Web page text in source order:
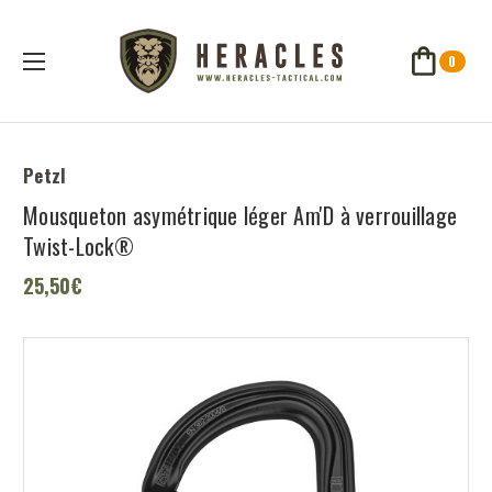
0
Petzl
Mousqueton asymétrique léger Am'D à verrouillage
Twist-Lock®
25,50€